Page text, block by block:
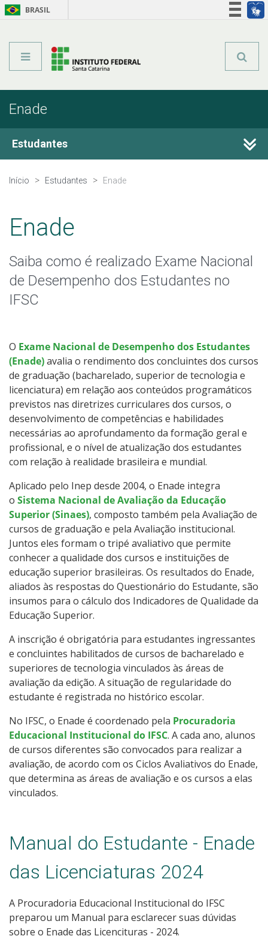
BRASIL
Enade
Estudantes
Guia do Estudante
Bibliotecas
Calendário Acadêmico
Docentes e horários de atividades
Documentos Úteis
Oportunidades
Sistemas Acadêmicos
Serviços de Tecnologia
Enade
Representação Estudantil
Início Estudantes Enade
Enade
Saiba como é realizado Exame Nacional
de Desempenho dos Estudantes no
IFSC
O Exame Nacional de Desempenho dos Estudantes
(Enade)avalia o rendimento dos concluintes dos cursos
de graduação (bacharelado, superior de tecnologia e
licenciatura) em relação aos conteúdos programáticos
previstos nas diretrizes curriculares dos cursos, o
desenvolvimento de competências e habilidades
necessárias ao aprofundamento da formação geral e
profissional, e o nível de atualização dos estudantes
com relação à realidade brasileira e mundial.
Aplicado pelo Inep desde 2004, o Enade integra
o Sistema Nacional de Avaliação da Educação
Superior (Sinaes), composto também pela Avaliação de
cursos de graduação e pela Avaliação institucional.
Juntos eles formam o tripé avaliativo que permite
conhecer a qualidade dos cursos e instituições de
educação superior brasileiras. Os resultados do Enade,
aliados às respostas do Questionário do Estudante, são
insumos para o cálculo dos Indicadores de Qualidade da
Educação Superior.
A inscrição é obrigatória para estudantes ingressantes
e concluintes habilitados de cursos de bacharelado e
superiores de tecnologia vinculados às áreas de
avaliação da edição. A situação de regularidade do
estudante é registrada no histórico escolar.
No IFSC, o Enade é coordenado pela Procuradoria
Educacional Institucional do IFSC. A cada ano, alunos
de cursos diferentes são convocados para realizar a
avaliação, de acordo com os Ciclos Avaliativos do Enade,
que determina as áreas de avaliação e os cursos a elas
vinculados.
Manual do Estudante - Enade
das Licenciaturas 2024
A Procuradoria Educacional Institucional do IFSC
preparou um Manual para esclarecer suas dúvidas
sobre o Enade das Licencituras - 2024.